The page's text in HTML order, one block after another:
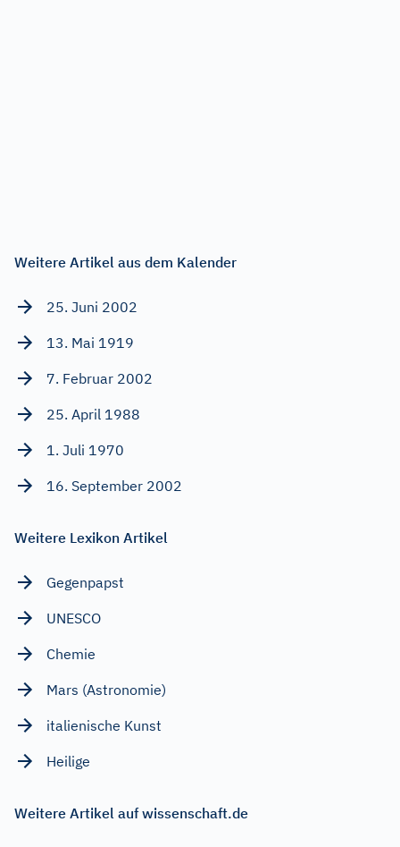
Weitere Artikel aus dem Kalender
25. Juni 2002
13. Mai 1919
7. Februar 2002
25. April 1988
1. Juli 1970
16. September 2002
Weitere Lexikon Artikel
Gegenpapst
UNESCO
Chemie
Mars (Astronomie)
italienische Kunst
Heilige
Weitere Artikel auf wissenschaft.de